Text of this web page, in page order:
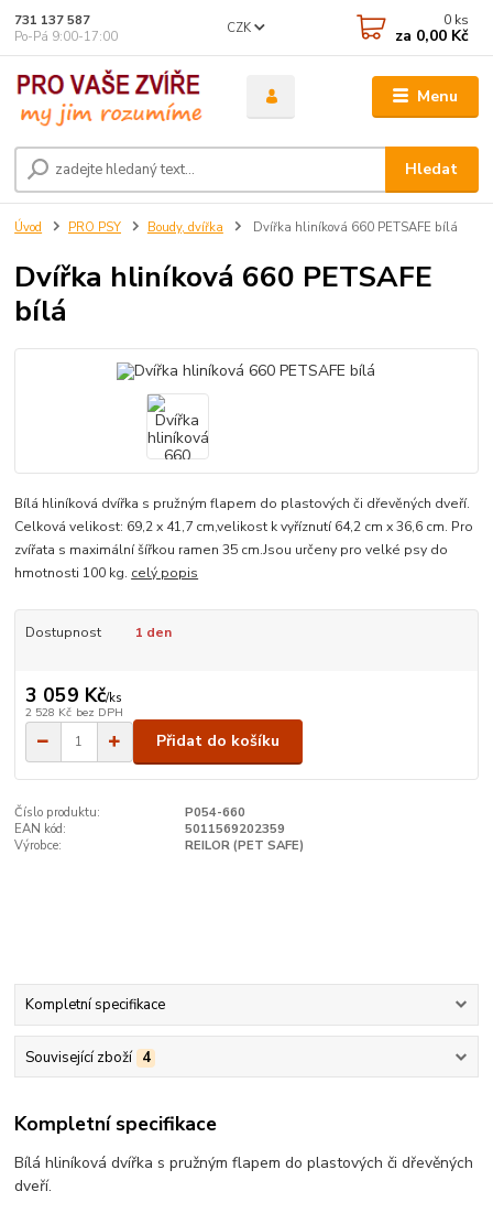
Menu
CZK
Hledat
731 137 587
Po-Pá 9:00-17:00
0 ks
za 0,00 Kč
Úvod PRO PSY Boudy, dvířka Dvířka hliníková 660 PETSAFE bílá
Dvířka hliníková 660 PETSAFE
bílá
Bílá hliníková dvířka s pružným flapem do plastových či dřevěných dveří.
Celková velikost: 69,2 x 41,7 cm,velikost k vyříznutí 64,2 cm x 36,6 cm. Pro
zvířata s maximální šířkou ramen 35 cm.Jsou určeny pro velké psy do
hmotnosti 100 kg. celý popis
Dostupnost 1 den
3 059 Kč/ks
2 528 Kč bez DPH
Přidat do košíku
Číslo produktu:
P054-660
EAN kód:
5011569202359
Výrobce:
REILOR (PET SAFE)
Kompletní specifikace
Související zboží 4
Kompletní specifikace
Bílá hliníková dvířka s pružným flapem do plastových či dřevěných
dveří.